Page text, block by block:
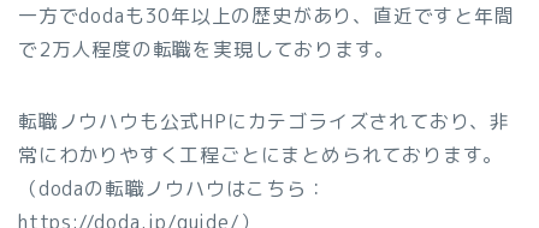
一方でdodaも30年以上の歴史があり、直近ですと年間
で2万人程度の転職を実現しております。
転職ノウハウも公式HPにカテゴライズされており、非
常にわかりやすく工程ごとにまとめられております。
（dodaの転職ノウハウはこちら：
https://doda.jp/guide/）